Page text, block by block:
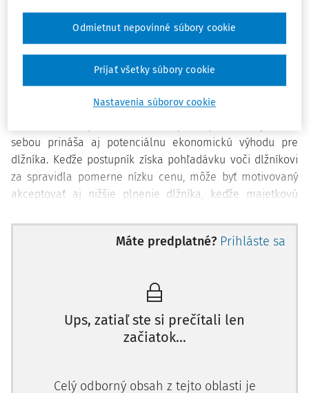
k snahám obmedziť postupiteľnosť pohľadávok (najmä, no
môže predstavovať výhodné riešenie pre všetky
zúčastnené strany. Postupca ako pôvodný veriteľ môže
postúpením získať likvidné prostriedky a postupník získa
výhľadovo rozdiel medzi nadobúdacou cenou a plnením
sebou prináša aj potenciálnu ekonomickú výhodu pre
dlžníka. Keďže postupník získa pohľadávku voči dlžníkovi
za spravidla pomerne nízku cenu, môže byť motivovaný
akceptovať aj nižšie plnenie dlžníka, keďže majetkovú
Postúpenie pohľadávky môže často zlepšiť finančnú
zákazov postúpenia pohľadávok najmä vo vzťahoch medzi
Zmluvné strany môžu mať ochrany hodný záujem aj na
podujatie môže mať záujem určitým spôsobom obmedziť
Máte predplatné? Prihláste sa
Ups, zatiaľ ste si prečítali len
začiatok...
Celý odborný obsah z tejto oblasti je
Nastavenia súborov cookie
Odmietnut nepovinné súbory cookie
Prijať všetky súbory cookie